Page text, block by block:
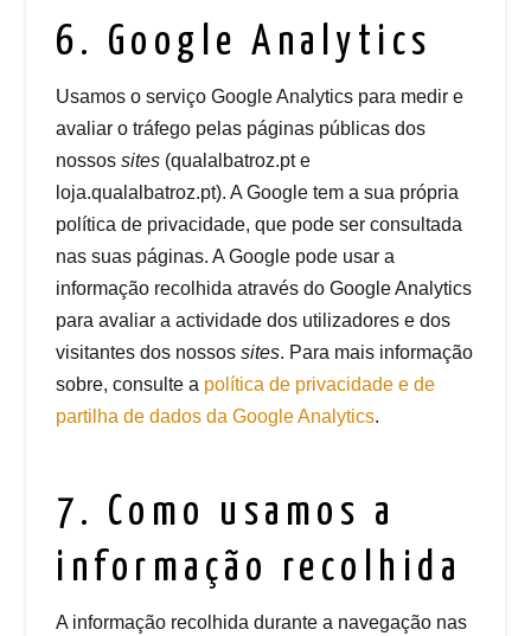
6. Google Analytics
Usamos o serviço Google Analytics para medir e
avaliar o tráfego pelas páginas públicas dos
nossossites (qualalbatroz.pt e
loja.qualalbatroz.pt). A Google tem a sua própria
política de privacidade, que pode ser consultada
nas suas páginas. A Google pode usar a
informação recolhida através do Google Analytics
para avaliar a actividade dos utilizadores e dos
visitantes dos nossossites. Para mais informação
sobre, consulte a política de privacidade e de
partilha de dados da Google Analytics.
7. Como usamos a
informação recolhida
A informação recolhida durante a navegação nas